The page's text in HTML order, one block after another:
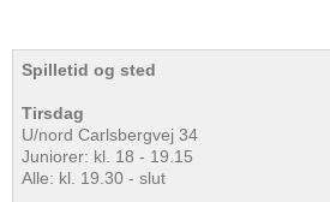
Spilletid og sted
Tirsdag
U/nord Carlsbergvej 34
Juniorer: kl. 18 - 19.15
Alle: kl. 19.30 - slut